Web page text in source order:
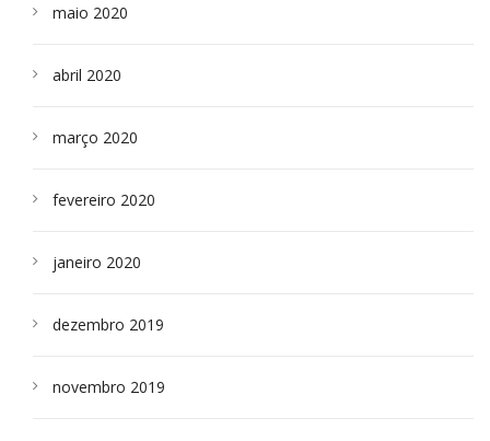
maio 2020
abril 2020
março 2020
fevereiro 2020
janeiro 2020
dezembro 2019
novembro 2019